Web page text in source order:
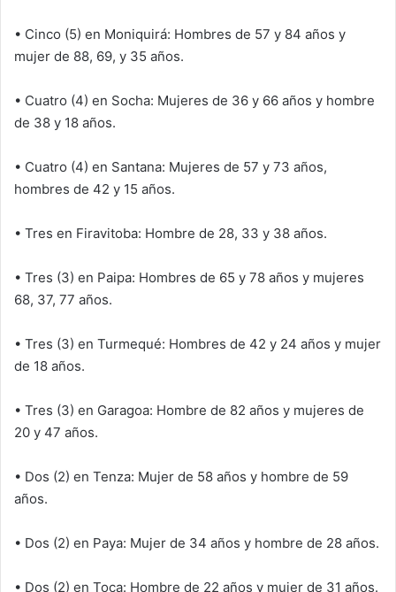
• Cinco (5) en Moniquirá: Hombres de 57 y 84 años y
mujer de 88, 69, y 35 años.
• Cuatro (4) en Socha: Mujeres de 36 y 66 años y hombre
de 38 y 18 años.
• Cuatro (4) en Santana: Mujeres de 57 y 73 años,
hombres de 42 y 15 años.
• Tres en Firavitoba: Hombre de 28, 33 y 38 años.
• Tres (3) en Paipa: Hombres de 65 y 78 años y mujeres
68, 37, 77 años.
• Tres (3) en Turmequé: Hombres de 42 y 24 años y mujer
de 18 años.
• Tres (3) en Garagoa: Hombre de 82 años y mujeres de
20 y 47 años.
• Dos (2) en Tenza: Mujer de 58 años y hombre de 59
años.
• Dos (2) en Paya: Mujer de 34 años y hombre de 28 años.
• Dos (2) en Toca: Hombre de 22 años y mujer de 31 años.